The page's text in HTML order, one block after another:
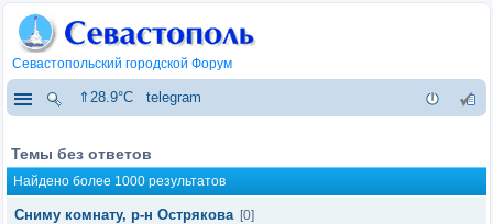
Севастопольский городской Форум
⇑28.9°C telegram
Темы без ответов
Найдено более 1000 результатов
Сниму комнату, р-н Острякова [0]